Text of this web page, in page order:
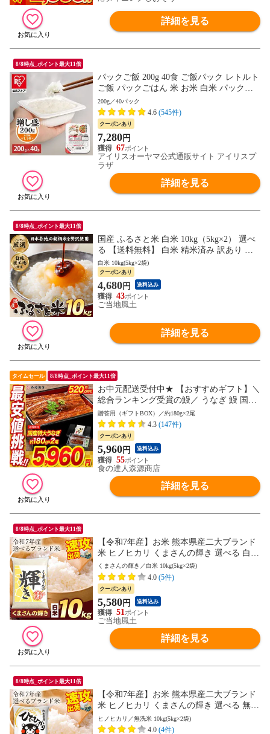
詳細を見る
8/8時点_ポイント最大11倍
パックご飯 200g 40食 ご飯パック レトルト
ご飯 パックごはん 米 お米 白米 パック米
一人暮らし 200g×40P アイリスオーヤマ 低
温製法米 まとめ買い ストック 備蓄 保存食
非常食 [食品]
200g／40パック
4.6 (545件)
クーポンあり
7,280円
67
アイリスオーヤマ公式通販サイト アイリスプ
ラザ
詳細を見る
8/8時点_ポイント最大11倍
国産 ふるさと米 白米 10kg（5kg×2） 選べ
る 【送料無料】 白米 精米済み 訳あり 保
存食 コメ お米 《1-5営業日以内に発送(土
日祝除く)》---d2_furusator7_s_26_7538_5kg
x2---
白米 10kg(5kg×2袋)
クーポンあり
4,680円 送料込み
43
ご当地風土
詳細を見る
タイムセール 8/8時点_ポイント最大11倍
お中元配送受付中★ 【おすすめギフト】＼
総合ランキング受賞の鰻／ うなぎ 鰻 国産
無投薬うなぎ 180g前後×2本 送料無料 山椒
鰻たれ付お取り寄せグルメ 食品 海鮮 土用
丑 【最安値挑戦！6480円→5960円セール】
贈答用（ギフトBOX）／約180g×2尾
4.3 (147件)
クーポンあり
5,960円 送料込み
55
食の達人森源商店
詳細を見る
8/8時点_ポイント最大11倍
【令和7年産】お米 熊本県産二大ブランド
米 ヒノヒカリ くまさんの輝き 選べる 白米
5kg 10kg 20kg 単一原料米 ひのひかり コメ
精米 備蓄米 ではありません《7-14営業日
以内に発送予定(土日祝日除く)》---d2_kum
akgykr7_wx_25_7980_10kg---
くまさんの輝き／白米 10kg(5kg×2袋)
4.0 (5件)
クーポンあり
5,580円 送料込み
51
ご当地風土
詳細を見る
8/8時点_ポイント最大11倍
【令和7年産】お米 熊本県産二大ブランド
米 ヒノヒカリ くまさんの輝き 選べる 無洗
米 5kg 10kg 20kg 単一原料米 精米 備蓄米
ではありません《7-14営業日以内に発送予
ヒノヒカリ／無洗米 10kg(5kg×2袋)
4.0 (4件)